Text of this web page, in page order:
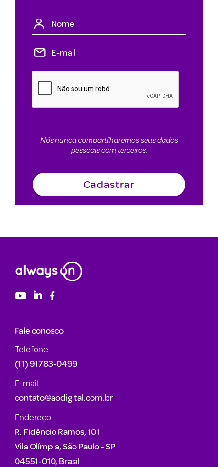
Nós nunca compartilharemos seus dados
pessoais com terceiros.
Fale conosco
Telefone
(11) 91783-0499
E-mail
contato@aodigital.com.br
Endereço
R. Fidêncio Ramos, 101
Vila Olímpia, São Paulo - SP
04551-010, Brasil